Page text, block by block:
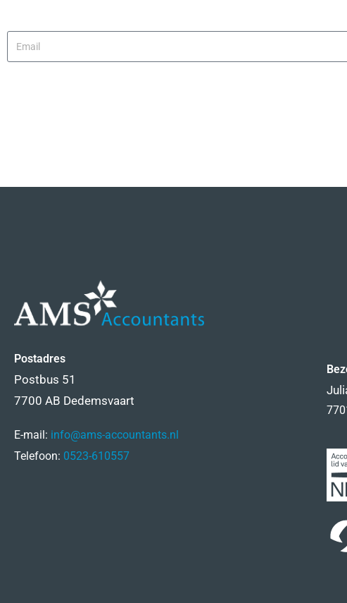
Postadres
Postbus 51
7700 AB Dedemsvaart
E-mail: info@ams-accountants.nl
Telefoon: 0523-610557